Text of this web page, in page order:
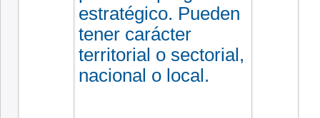
estratégico. Pueden
tener carácter
territorial o sectorial,
nacional o local.